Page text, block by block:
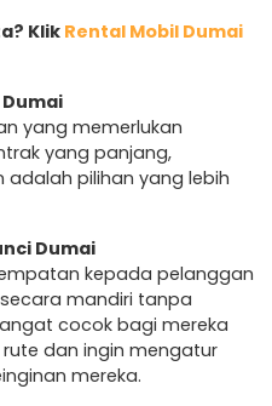
Klik Rental Mobil Dumai
yang memerlukan
yang panjang,
pilihan yang lebih
Dumai
kepada pelanggan
mandiri tanpa
cocok bagi mereka
dan ingin mengatur
mereka.